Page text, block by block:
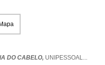
DO CABELO, UNIPESSOAL...